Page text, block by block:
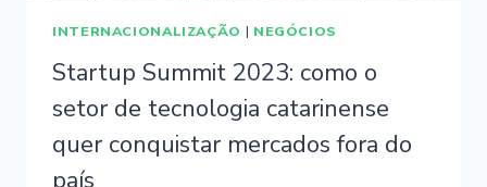
INTERNACIONALIZAÇÃO | NEGÓCIOS
Startup Summit 2023: como o
setor de tecnologia catarinense
quer conquistar mercados fora do
país